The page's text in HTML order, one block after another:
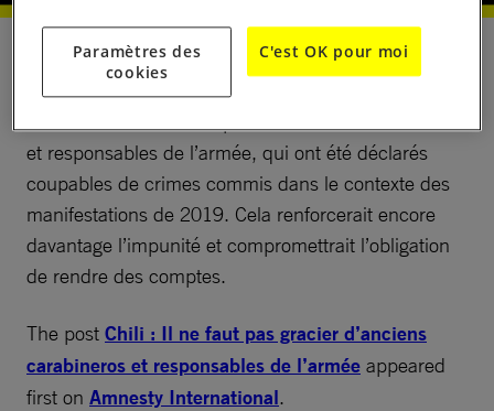
Le président José Antonio Kast a déclaré le 12 mars
2026 qu’il était possible qu’il accorde une grâce à
et responsables de l’armée, qui ont été déclarés
coupables de crimes commis dans le contexte des
manifestations de 2019. Cela renforcerait encore
davantage l’impunité et compromettrait l’obligation
de rendre des comptes.
The post Chili : Il ne faut pas gracier d’anciens
carabineros et responsables de l’armée appeared
first on Amnesty International.
Paramètres des
cookies
C'est OK pour moi